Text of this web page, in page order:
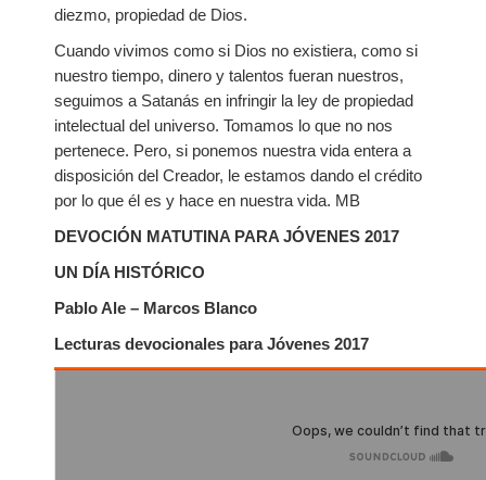
diezmo, propiedad de Dios.
Cuando vivimos como si Dios no existiera, como si
nuestro tiempo, dinero y talentos fueran nuestros,
seguimos a Satanás en infringir la ley de propiedad
intelectual del universo. Tomamos lo que no nos
pertenece. Pero, si ponemos nuestra vida entera a
disposición del Creador, le estamos dando el crédito
por lo que él es y hace en nuestra vida. MB
DEVOCIÓN MATUTINA PARA JÓVENES 2017
UN DÍA HISTÓRICO
Pablo Ale – Marcos Blanco
Lecturas devocionales para Jóvenes 2017